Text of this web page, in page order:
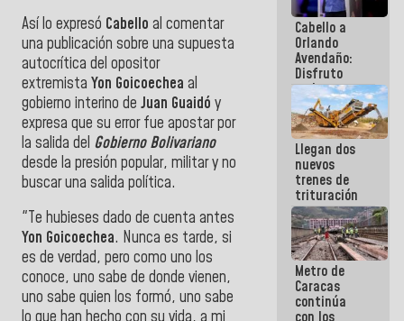
Así lo expresó Cabello al comentar
una publicación sobre una supuesta
autocrítica del opositor
extremista Yon Goicoechea al
gobierno interino de Juan Guaidó y
expresa que su error fue apostar por
la salida del Gobierno Bolivariano
desde la presión popular, militar y no
buscar una salida política.
"Te hubieses dado de cuenta antes
Yon Goicoechea. Nunca es tarde, si
es de verdad, pero como uno los
conoce, uno sabe de donde vienen,
uno sabe quien los formó, uno sabe
Cabello a
Orlando
Avendaño:
Disfruto
cada vez
que escribes
porque lo
que haces
es
embarrarla
Llegan dos
nuevos
trenes de
trituración
para
optimizar
manejo de
escombros
en La Guaira
Metro de
Caracas
continúa